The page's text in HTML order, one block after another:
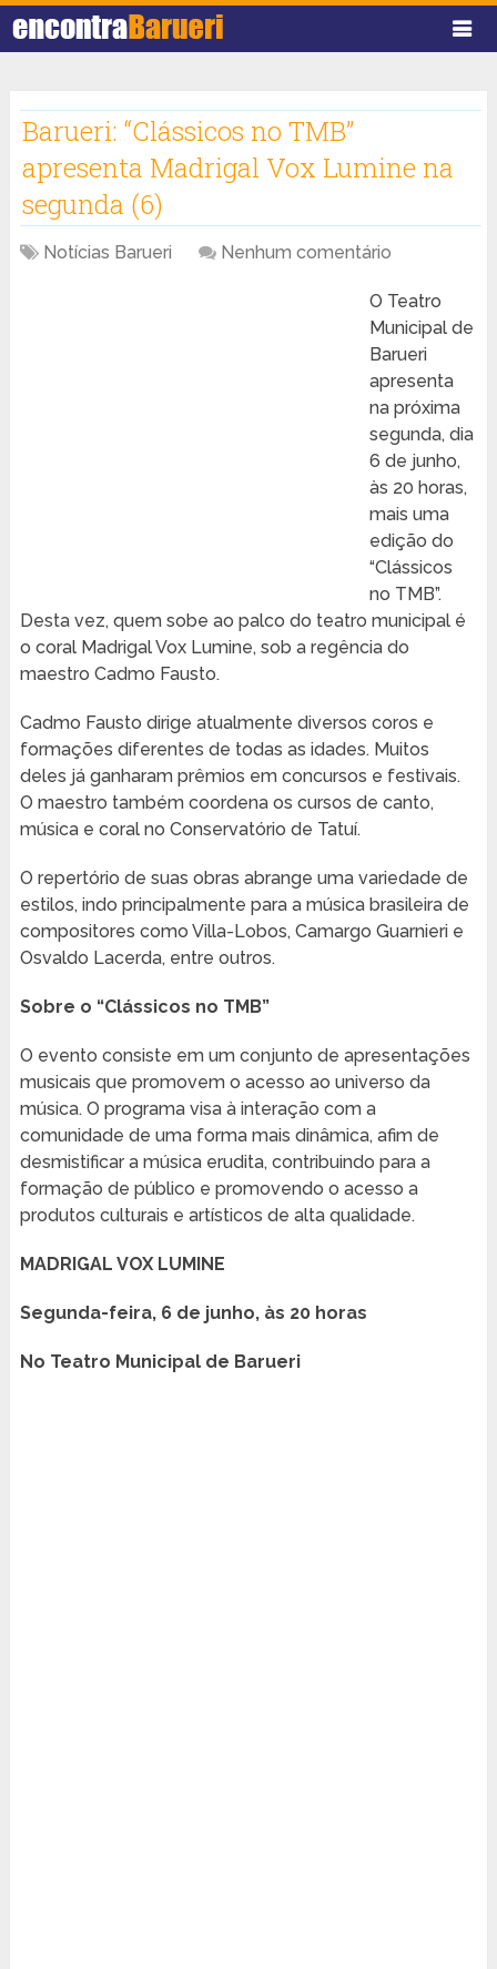
Barueri: “Clássicos no TMB”
apresenta Madrigal Vox Lumine na
segunda (6)
Notícias Barueri Nenhum comentário
O Teatro
Municipal de
Barueri
apresenta
na próxima
segunda, dia
6 de junho,
às 20 horas,
mais uma
edição do
“Clássicos
no TMB”.
Desta vez, quem sobe ao palco do teatro municipal é
o coral Madrigal Vox Lumine, sob a regência do
maestro Cadmo Fausto.
Cadmo Fausto dirige atualmente diversos coros e
formações diferentes de todas as idades. Muitos
deles já ganharam prêmios em concursos e festivais.
O maestro também coordena os cursos de canto,
música e coral no Conservatório de Tatuí.
O repertório de suas obras abrange uma variedade de
estilos, indo principalmente para a música brasileira de
compositores como Villa-Lobos, Camargo Guarnieri e
Osvaldo Lacerda, entre outros.
Sobre o “Clássicos no TMB”
O evento consiste em um conjunto de apresentações
musicais que promovem o acesso ao universo da
música. O programa visa à interação com a
comunidade de uma forma mais dinâmica, afim de
desmistificar a música erudita, contribuindo para a
formação de público e promovendo o acesso a
produtos culturais e artísticos de alta qualidade.
MADRIGAL VOX LUMINE
Segunda-feira, 6 de junho, às 20 horas
No Teatro Municipal de Barueri